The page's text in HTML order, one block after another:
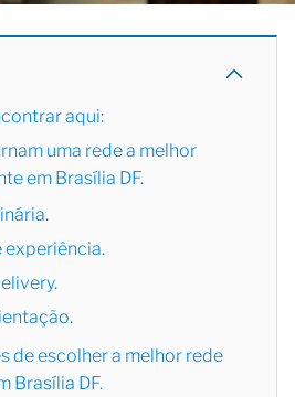
aqui:
uma rede a melhor
em Brasília DF.
experiência.
de escolher a melhor rede
Brasília DF.